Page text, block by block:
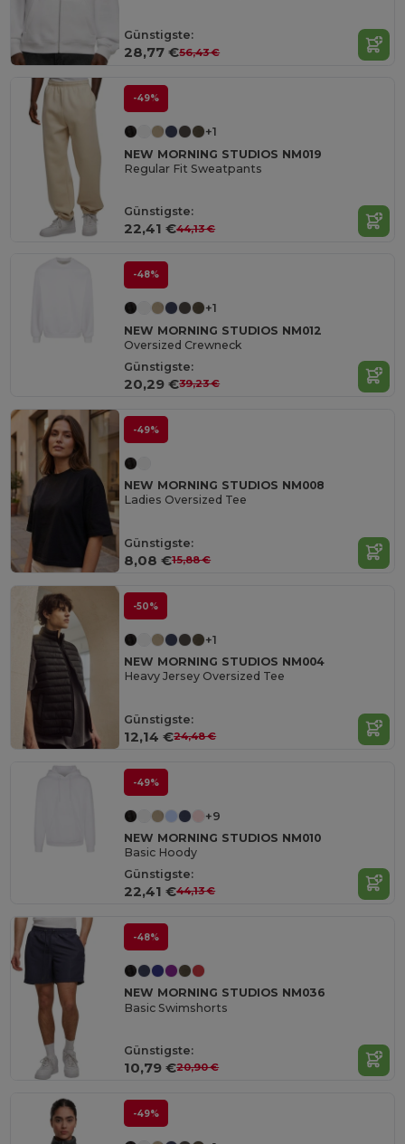
Günstigste:
28,77 €56,43 €
-49%
+1
NEW MORNING STUDIOS NM019
Regular Fit Sweatpants
Günstigste:
22,41 €44,13 €
-48%
+1
NEW MORNING STUDIOS NM012
Oversized Crewneck
Günstigste:
20,29 €39,23 €
-49%
NEW MORNING STUDIOS NM008
Ladies Oversized Tee
Günstigste:
8,08 €15,88 €
-50%
+1
NEW MORNING STUDIOS NM004
Heavy Jersey Oversized Tee
Günstigste:
12,14 €24,48 €
-49%
+9
NEW MORNING STUDIOS NM010
Basic Hoody
Günstigste:
22,41 €44,13 €
-48%
NEW MORNING STUDIOS NM036
Basic Swimshorts
Günstigste:
10,79 €20,90 €
-49%